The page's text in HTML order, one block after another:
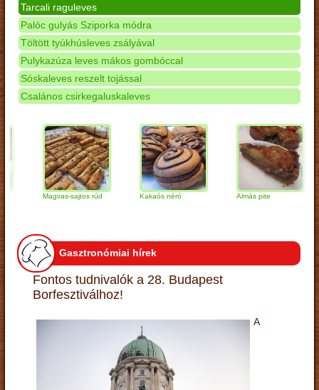
Tarcali raguleves
Palóc gulyás Sziporka módra
Töltött tyúkhúsleves zsályával
Pulykazúza leves mákos gombóccal
Sóskaleves reszelt tojással
Csalános csirkegaluskaleves
Magvas-sajtos rúd Kakaós néró Almás pite
Gasztronómiai hírek
Fontos tudnivalók a 28. Budapest
Borfesztiválhoz!
A